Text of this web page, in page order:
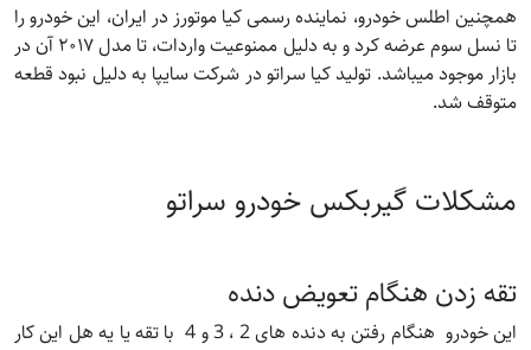
همچنین اطلس خودرو، نماینده رسمی کیا موتورز در ایران، این خودرو را
تا نسل سوم عرضه کرد و به دلیل ممنوعیت واردات، تا مدل ۲۰۱۷ آن در
بازار موجود میباشد. تولید کیا سراتو در شرکت سایپا به دلیل نبود قطعه
متوقف شد.
مشکلات گیربکس خودرو سراتو
تقه زدن هنگام تعویض دنده
این خودرو هنگام رفتن به دنده های 2 ، 3 و 4 با تقه یا یه هل این کار